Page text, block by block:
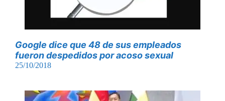
Google dice que 48 de sus empleados
fueron despedidos por acoso sexual
25/10/2018